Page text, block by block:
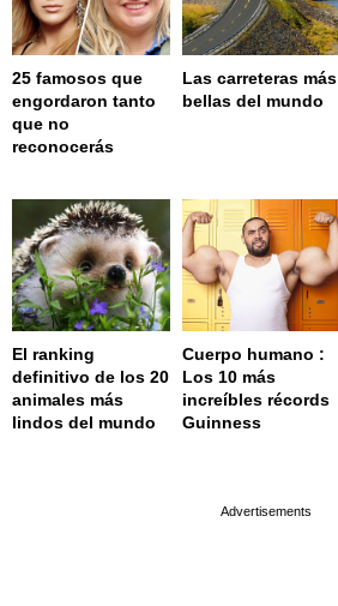
25 famosos que
engordaron tanto
que no
reconocerás
Las carreteras más
bellas del mundo
El ranking
definitivo de los 20
animales más
lindos del mundo
Cuerpo humano :
Los 10 más
increíbles récords
Guinness